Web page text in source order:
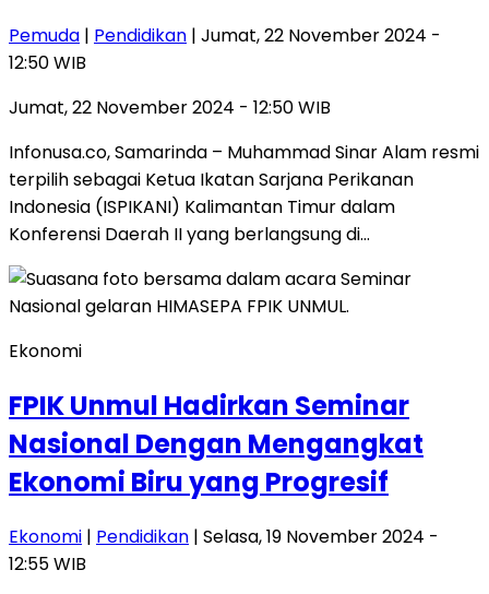
Pemuda | Pendidikan | Jumat, 22 November 2024 -
12:50 WIB
Jumat, 22 November 2024 - 12:50 WIB
Infonusa.co, Samarinda – Muhammad Sinar Alam resmi
terpilih sebagai Ketua Ikatan Sarjana Perikanan
Indonesia (ISPIKANI) Kalimantan Timur dalam
Konferensi Daerah II yang berlangsung di…
Ekonomi
FPIK Unmul Hadirkan Seminar
Nasional Dengan Mengangkat
Ekonomi Biru yang Progresif
Ekonomi | Pendidikan | Selasa, 19 November 2024 -
12:55 WIB